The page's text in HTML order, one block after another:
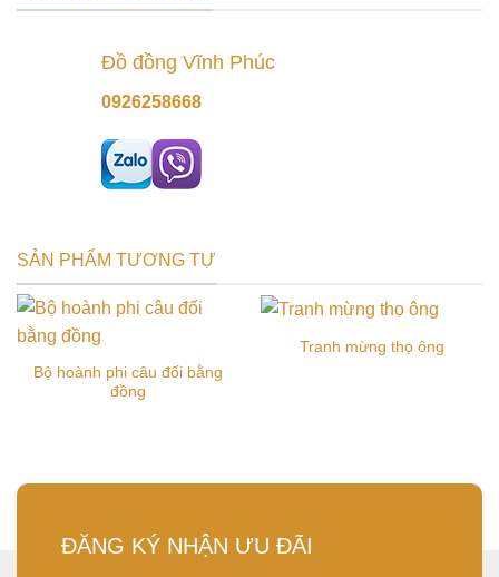
Đồ đồng Vĩnh Phúc
0926258668
SẢN PHẨM TƯƠNG TỰ
Bộ hoành phi câu đối bằng
đồng
Tranh mừng thọ ông
ĐĂNG KÝ NHẬN ƯU ĐÃI